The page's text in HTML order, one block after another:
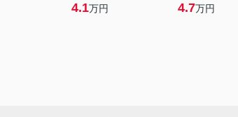
4.1万円 4.7万円